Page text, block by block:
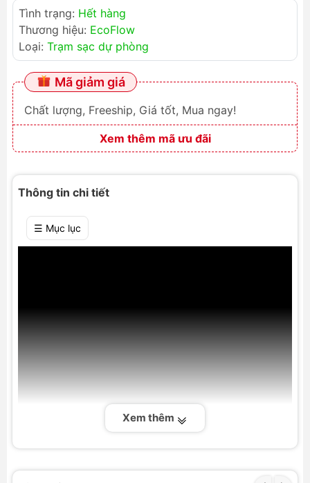
Tình trạng: Hết hàng
Thương hiệu: EcoFlow
Loại: Trạm sạc dự phòng
Mã giảm giá
Chất lượng, Freeship, Giá tốt, Mua ngay!
Xem thêm mã ưu đãi
Thông tin chi tiết
☰ Mục lục
Xem thêm